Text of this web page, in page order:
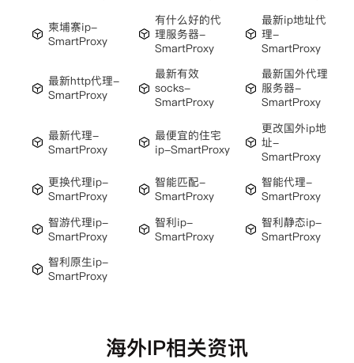
柬埔寨ip-
SmartProxy
有什么好的代
理服务器-
SmartProxy
最新ip地址代
理-
SmartProxy
最新http代理-
SmartProxy
最新有效
socks-
SmartProxy
最新国外代理
服务器-
SmartProxy
最新代理-
SmartProxy
最便宜的住宅
ip-SmartProxy
更改国外ip地
址-
SmartProxy
更换代理ip-
SmartProxy
智能匹配-
SmartProxy
智能代理-
SmartProxy
智游代理ip-
SmartProxy
智利ip-
SmartProxy
智利静态ip-
SmartProxy
智利原生ip-
SmartProxy
海外IP相关资讯